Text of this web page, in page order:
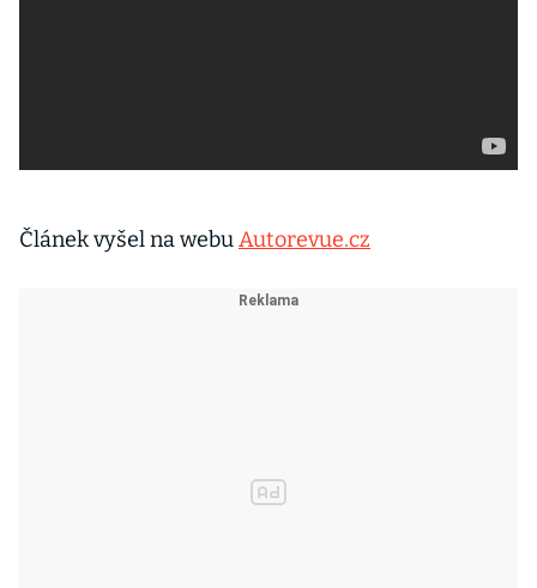
Článek vyšel na webuAutorevue.cz